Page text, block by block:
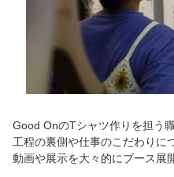
Good OnのTシャツ作りを担う
工程の裏側や仕事のこだわりに
動画や展示を大々的にブース展